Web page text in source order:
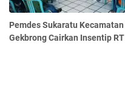
Pemdes Sukaratu Kecamatan
Gekbrong Cairkan Insentip RT